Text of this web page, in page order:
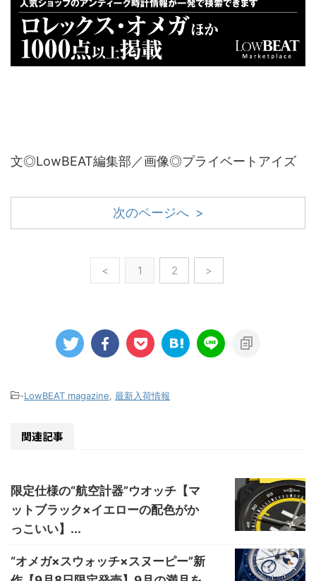
文◎LowBEAT編集部／画像◎プライベートアイズ
次のページへ >
< 1 2 >
-LowBEAT magazine 最新入荷情報
関連記事
限定仕様の“航空計器”ウオッチ【マ
ットブラック×イエローの配色がか
っこいい】...
“オメガ×スウォッチ×スヌーピー”新